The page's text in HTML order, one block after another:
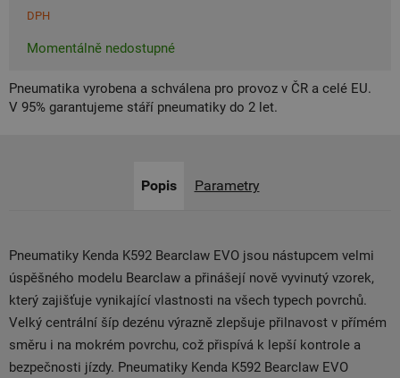
DPH
Momentálně nedostupné
Pneumatika vyrobena a schválena pro provoz v ČR a celé EU.
V 95% garantujeme stáří pneumatiky do 2 let.
Popis Parametry
Pneumatiky Kenda K592 Bearclaw EVO jsou nástupcem velmi
úspěšného modelu Bearclaw a přinášejí nově vyvinutý vzorek,
který zajišťuje vynikající vlastnosti na všech typech povrchů.
Velký centrální šíp dezénu výrazně zlepšuje přilnavost v přímém
směru i na mokrém povrchu, což přispívá k lepší kontrole a
bezpečnosti jízdy. Pneumatiky Kenda K592 Bearclaw EVO